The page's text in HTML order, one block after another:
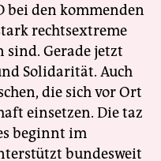
bei den kommenden
rechtsextreme
sind. Gerade jetzt
Solidarität. Auch
die sich vor Ort
einsetzen. Die taz
beginnt im
bundesweit